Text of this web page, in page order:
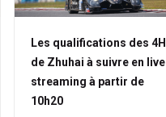
Les qualifications des 4H
de Zhuhai à suivre en live
streaming à partir de
10h20